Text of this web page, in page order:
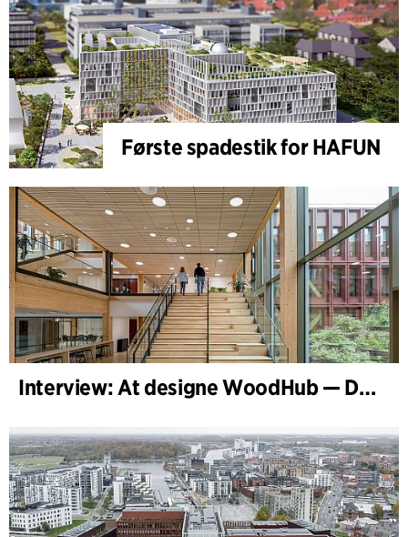
Første spadestik for HAFUN
Interview: At designe WoodHub — Danmarks største træbyggeri